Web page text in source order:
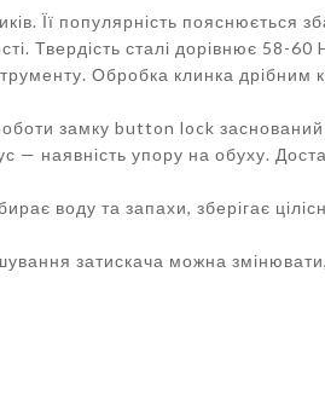
Її популярність пояснюється
Твердість сталі дорівнює 58-60
Обробка клинка дрібним
замку button lock заснований
— наявність упору на обуху.
воду та запахи, зберігає
затискача можна